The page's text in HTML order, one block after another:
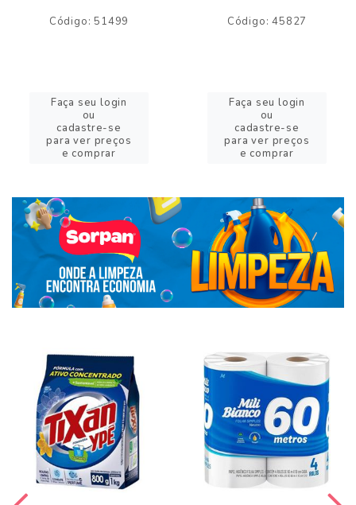
Código: 51499
Faça seu login
ou
cadastre-se
para ver preços
e comprar
Código: 45827
Faça seu login
ou
cadastre-se
para ver preços
e comprar